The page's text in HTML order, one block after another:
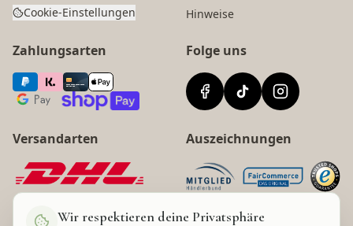
Wir respektieren deine Privatsphäre
Cookie-Einstellungen
Hinweise
Zahlungsarten
Versandarten
Folge uns
Auszeichnungen